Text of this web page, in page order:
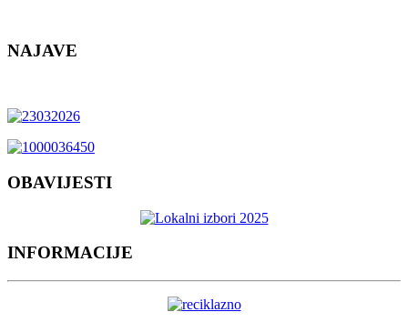
NAJAVE
OBAVIJESTI
INFORMACIJE